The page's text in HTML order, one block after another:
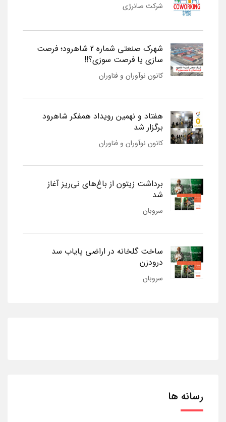
شرکت صانرژی
شهرک صنعتی شماره 2 شاهرود؛ فرصت
سازی یا فرصت سوزی؟!!
کانون نوآوران و فناوران
هفتاد و نهمین رویداد همفکر شاهرود
برگزار شد
کانون نوآوران و فناوران
برداشت زیتون از باغ‌های نی‌ریز آغاز
شد
سروبان
ساخت گلخانه در اراضی پایاب سد
درودزن
سروبان
رسانه ها